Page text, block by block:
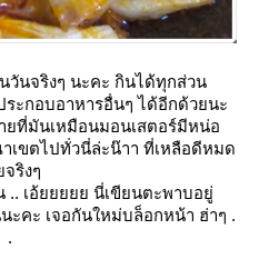
นจริงๆ นะคะ กินได้ทุกส่วน
ะกอบอาหารอื่นๆ ได้อีกด้วยนะ
ที่มันเหมือนมอนเสตอร์มีหน่อ
เขตไปทั่วนี่ล่ะน๊าา ที่เหลือดีหมด
จริงๆ
.. เอ้ยยยยย นี่เขียนตะพาบอยู่
ะคะ เจอกันใหม่บล็อกหน้า ฮ่าๆ .
.